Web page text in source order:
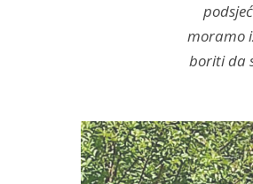
moramo
boriti da